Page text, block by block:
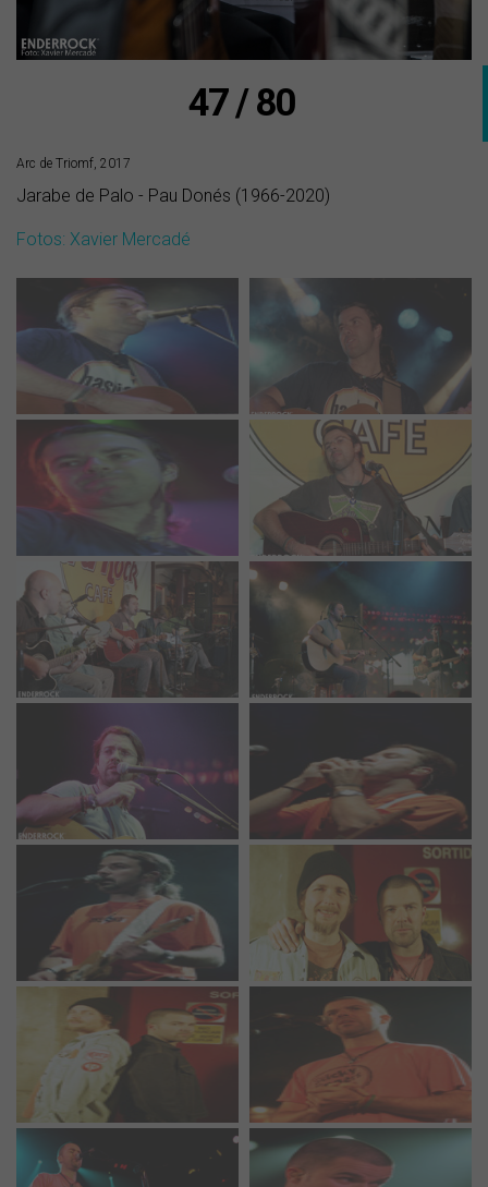
47 / 80
Arc de Triomf, 2017
Jarabe de Palo - Pau Donés (1966-2020)
Fotos: Xavier Mercadé